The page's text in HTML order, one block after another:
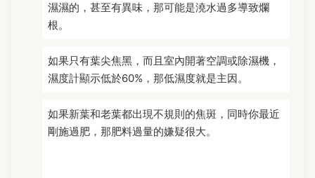
濕濕的，甚至有異味，那可能是澆水過多導致爛
根。
如果只有葉尖焦黑，而且室內開著空調或除濕機，
濕度計顯示低於60%，那低濕度就是主因。
如果新葉和老葉都出現不規則的焦斑，同時你最近
剛施過肥，那肥料過量的嫌疑很大。